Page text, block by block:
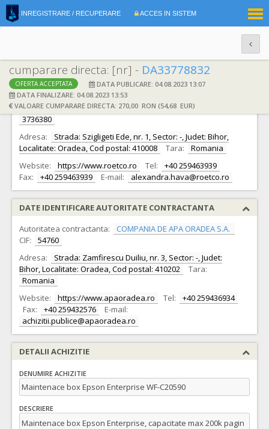
INREGISTRARE / RECUPERARE ACCES IN SISTEM
cumparare directa: [nr] - DA33778832
OFERTA ACCEPTATA
DATA PUBLICARE: 04.08.2023 13:07
DATA FINALIZARE: 04.08.2023 13:53
VALOARE CUMPARARE DIRECTA: 270,00 RON (54,68 EUR)
DATE IDENTIFICARE OFERTANT
Ofertant: S.C. RO ET CO INTERNATIONAL S.A. S.A.
3736380
Adresa:
Strada: Szigligeti Ede, nr. 1, Sector: -, Judet: Bihor,
Localitate: Oradea, Cod postal: 410008
Tara:
Romania
Website:
https://www.roetco.ro Tel:
+40 259463939
Fax:
+40 259463939 E-mail: alexandra.hava@roetco.ro
DATE IDENTIFICARE AUTORITATE CONTRACTANTA
Autoritatea contractanta:
COMPANIA DE APA ORADEA S.A.
CIF:
54760
Adresa:
Strada: Zamfirescu Duiliu, nr. 3, Sector: -, Judet:
Bihor, Localitate: Oradea, Cod postal: 410202
Tara:
Romania
Website:
https://www.apaoradea.ro Tel:
+40 259436934
Fax:
+40 259432576
E-mail:
achizitii.publice@apaoradea.ro
DETALII ACHIZITIE
DENUMIRE ACHIZITIE
Maintenace box Epson Enterprise WF-C20590
DESCRIERE
Maintenace box Epson Enterprise, capacitate max 200k pagin